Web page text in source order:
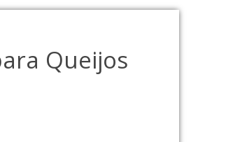
Queijos